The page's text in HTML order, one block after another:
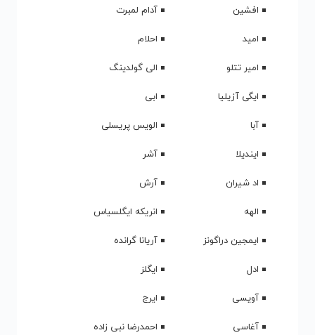
افشین
آدام لمبرت
امید
احلام
امیر تتلو
الی گولدینگ
ایگی آزیلیا
ابی
آبا
الویس پریسلی
ایندیلا
آشر
اد شیران
آرش
الهه
انریکه ایگلسیاس
ایمجین دراگونز
آریانا گرانده
ادل
ایگلز
آویسی
ایرج
آغاسی
احمدرضا نبی زاده